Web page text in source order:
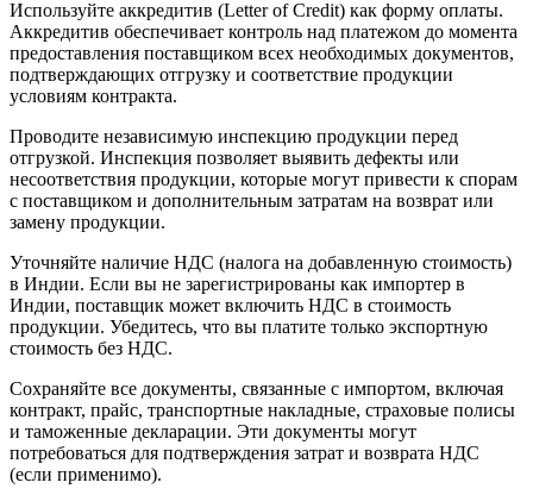
Используйте аккредитив (Letter of Credit) как форму оплаты.
Аккредитив обеспечивает контроль над платежом до момента
предоставления поставщиком всех необходимых документов,
подтверждающих отгрузку и соответствие продукции
условиям контракта.
Проводите независимую инспекцию продукции перед
отгрузкой. Инспекция позволяет выявить дефекты или
несоответствия продукции, которые могут привести к спорам
с поставщиком и дополнительным затратам на возврат или
замену продукции.
Уточняйте наличие НДС (налога на добавленную стоимость)
в Индии. Если вы не зарегистрированы как импортер в
Индии, поставщик может включить НДС в стоимость
продукции. Убедитесь, что вы платите только экспортную
стоимость без НДС.
Сохраняйте все документы, связанные с импортом, включая
контракт, прайс, транспортные накладные, страховые полисы
и таможенные декларации. Эти документы могут
потребоваться для подтверждения затрат и возврата НДС
(если применимо).